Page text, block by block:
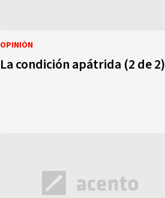
OPINIÓN
La condición apátrida (2 de 2)